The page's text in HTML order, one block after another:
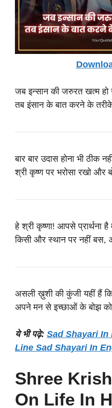
जब इन्सान की जरुरत खत्म हो
तब इंसान के बात करने के
बार बार उदास होना भी ठीक
श्री कृष्ण पर भरोसा रखो और
हे श्री कृष्णा! आपसे प्रार्थना
किसी और स्थान पर नहीं बस,
असली ख़ुशी की कुंजी यहीं हैं
अपने मन से इच्छाओं के बोझ को
ये भी पढ़े: Sad Shayari In
Line Sad Shayari In
Shree
On Life In